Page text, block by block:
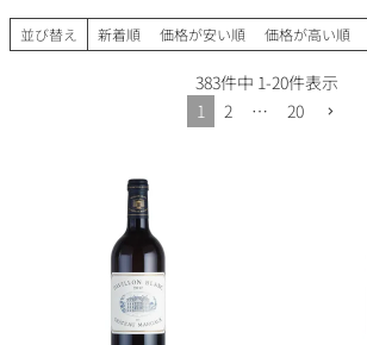
キャンペーン 勝田商店につ
ショッピングガイド ギフトラッピ
並び替え 新着順 価格が安い順 価格が高い順
383件中 1-20件表示
1
2 … 20